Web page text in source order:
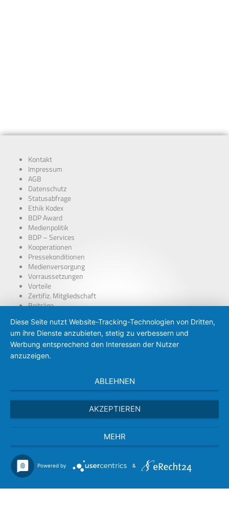
Kontakt
Impressum
AGB
Datenschutz
Statusabfrage
Ethik Kodex
BDP Award
Medienpolitik
BDP – Services
Kooperationen
Pressekonditionen
Medienversorgung
Vorraussetzungen
Vorteile
Zertifiz. Mitgliedschaft
Beiträge
BDP – Presseausweis
Presse-PKW Schild
Zertifizierung
Diese Seite nutzt Website-Tracking-Technologien von Dritten,
um ihre Dienste anzubieten, stetig zu verbessern und
Werbung entsprechend den Interessen der Nutzer
anzuzeigen.
ABLEHNEN
AKZEPTIEREN
MEHR
Powered by &